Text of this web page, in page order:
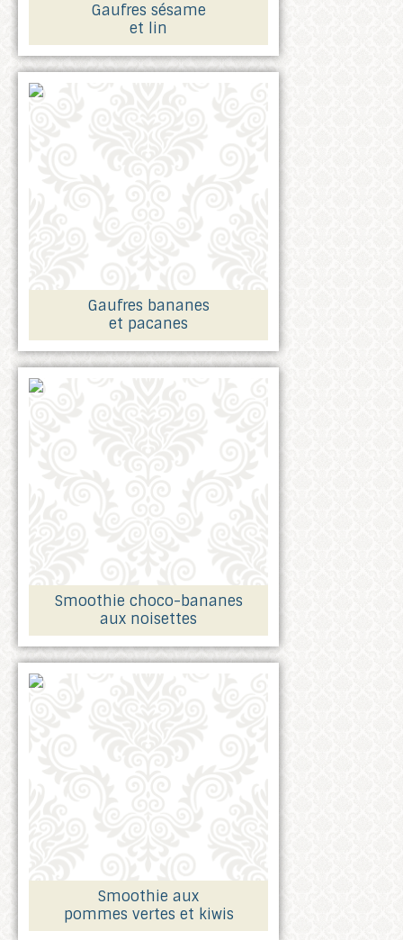
Gaufres sésame
et lin
Gaufres bananes
et pacanes
Smoothie choco-bananes
aux noisettes
Smoothie aux
pommes vertes et kiwis